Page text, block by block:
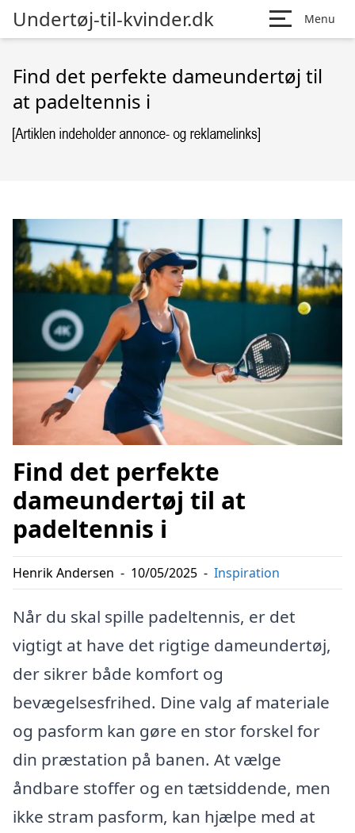
Undertøj-til-kvinder.dk Menu
Find det perfekte dameundertøj til
at padeltennis i
Find det perfekte
dameundertøj til at
padeltennis i
Henrik Andersen - 10/05/2025 - Inspiration
Når du skal spille padeltennis, er det
vigtigt at have det rigtige dameundertøj,
der sikrer både komfort og
bevægelsesfrihed. Dine valg af materiale
og pasform kan gøre en stor forskel for
din præstation på banen. At vælge
åndbare stoffer og en tætsiddende, men
ikke stram pasform, kan hjælpe med at